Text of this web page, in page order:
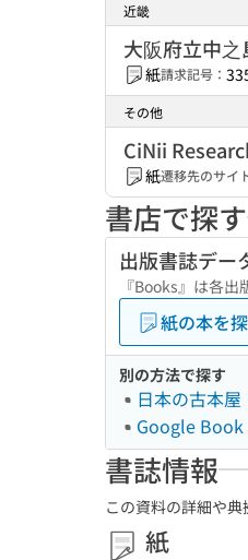
近畿
大阪府立中
紙請求記号：
その他
CiNii
紙遷移先のサイ
書店で探す
出版書誌デー
『Books』は各
紙の本を
別の方法で探す
日本の古本屋
Google Book
書誌情報
この資料の詳細や
紙